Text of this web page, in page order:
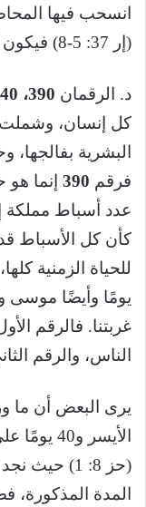
انسحب فيها
(إر 37: 5-8) فيكون الباقي 13 شهرًا أي
د. الرقمان 390، 40
كل إنسان، وشملت
البشرية
فرقم 390 إنما
عدد أسباط مملكة إسرائيل
للحياة الزمنية
يومًا وأيضًا موسى
غربتنا. فالرقم
الناس، والرقم
الأيسر
(حز 8: 1)
المدة المذكورة،